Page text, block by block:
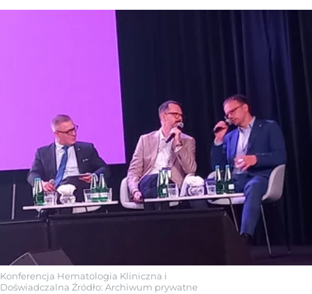
Konferencja Hematologia Kliniczna i
Doświadczalna Źródło: Archiwum prywatne